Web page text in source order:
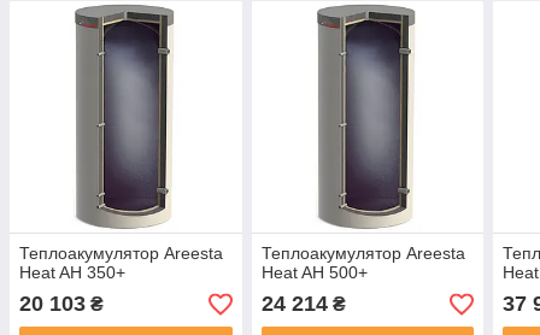
Теплоакумулятор Areesta
Heat AH 350+
20 103 ₴
Теплоакумулятор Areesta
Heat AH 500+
24 214₴ 37